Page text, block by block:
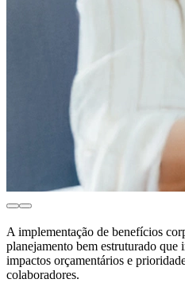
A implementação de benefícios
planejamento bem estruturado
impactos orçamentários e
colaboradores.